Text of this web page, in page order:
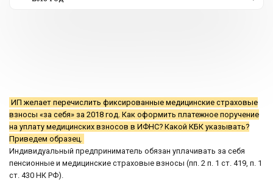
ИП желает перечислить фиксированные медицинские страховые
взносы «за себя» за 2018 год. Как оформить платежное поручение
на уплату медицинских взносов в ИФНС? Какой КБК указывать?
Приведем образец.
Индивидуальный предприниматель обязан уплачивать за себя
пенсионные и медицинские страховые взносы (пп. 2 п. 1 ст. 419, п. 1
ст. 430 НК РФ).